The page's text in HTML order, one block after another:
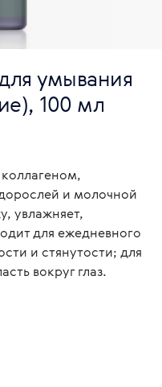
умывания
100 мл
и молочной
увлажняет,
для ежедневного
и стянутости; для
вокруг глаз.